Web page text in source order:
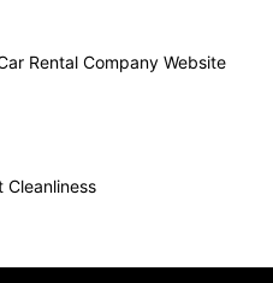
Rental Company Website
Cleanliness